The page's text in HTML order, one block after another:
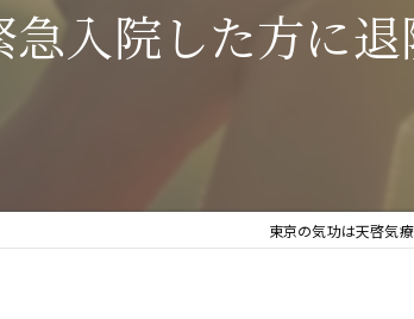
気功治療や療法と天啓気療の違い
患
患
入院した方に
東京の気功は天啓気